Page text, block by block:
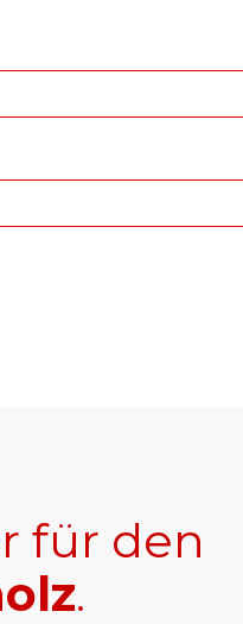
für den
.